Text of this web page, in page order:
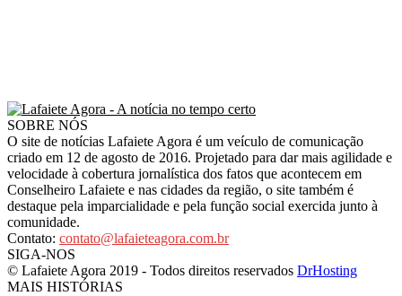
SOBRE NÓS
O site de notícias Lafaiete Agora é um veículo de comunicação
criado em 12 de agosto de 2016. Projetado para dar mais agilidade e
velocidade à cobertura jornalística dos fatos que acontecem em
Conselheiro Lafaiete e nas cidades da região, o site também é
destaque pela imparcialidade e pela função social exercida junto à
comunidade.
Contato: contato@lafaieteagora.com.br
SIGA-NOS
© Lafaiete Agora 2019 - Todos direitos reservados DrHosting
MAIS HISTÓRIAS